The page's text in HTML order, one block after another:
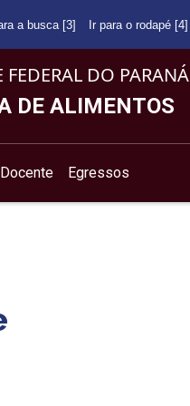
a busca [3] Ir para o rodapé [4]
DO PARANÁ
DE ALIMENTOS
Egressos